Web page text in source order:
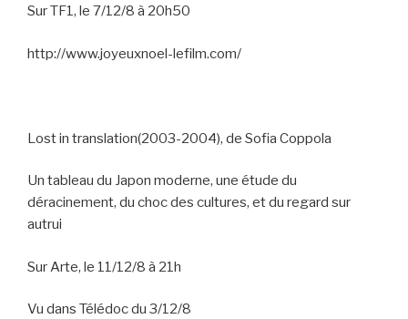
Sur TF1, le 7/12/8 à 20h50
http://www.joyeuxnoel-lefilm.com/
Lost in translation(2003-2004), de Sofia Coppola
Un tableau du Japon moderne, une étude du
déracinement, du choc des cultures, et du regard sur
autrui
Sur Arte, le 11/12/8 à 21h
Vu dans Télédoc du 3/12/8